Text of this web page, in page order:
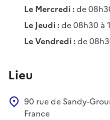
Le Mercredi :de
Le Jeudi :de 08h30 à
Le Vendredi :de
Lieu
90 rue de Sandy-
France